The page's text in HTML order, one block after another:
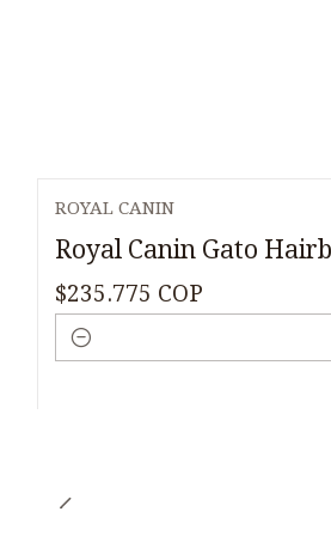
ROYAL CANIN
Royal Canin Gato
$235.775 COP
Cantidad